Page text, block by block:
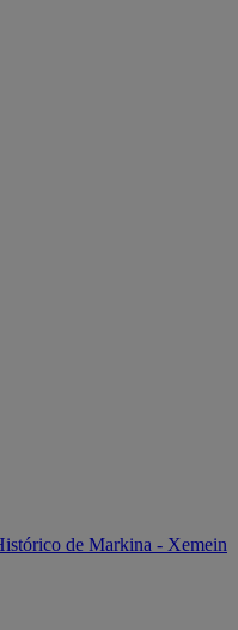
de Markina - Xemein